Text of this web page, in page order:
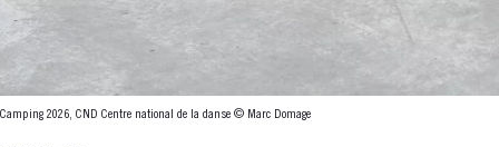
Camping 2026, CND Centre national de la danse © Marc Domage